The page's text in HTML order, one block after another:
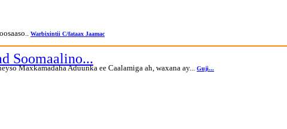
Warbixintii C/fataax Jaamac
Soomaalino...
Maxkamadaha Aduunka ee Caalamiga ah, waxana ay... Guji...